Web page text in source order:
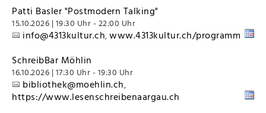
Patti Basler "Postmodern Talking"
15.10.2026 | 19:30 Uhr - 22:00 Uhr
info@4313kultur.ch,www.4313kultur.ch/programm
SchreibBar Möhlin
16.10.2026 | 17:30 Uhr - 19:30 Uhr
bibliothek@moehlin.ch,
https://www.lesenschreibenaargau.ch